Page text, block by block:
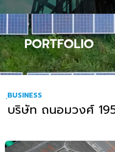
PORTFOLIO
ฺBUSINESS
บริษัท ถนอมวงศ์